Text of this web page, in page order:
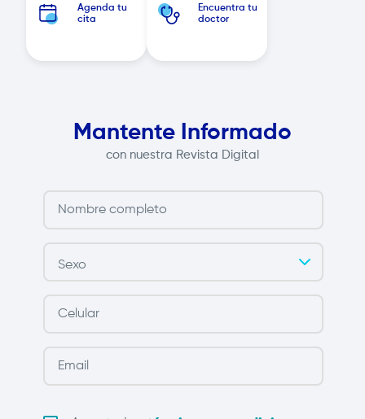
Agenda tu
cita
Encuentra tu
doctor
Mantente Informado
con nuestra Revista Digital